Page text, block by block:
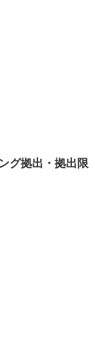
グ拠出・拠出限